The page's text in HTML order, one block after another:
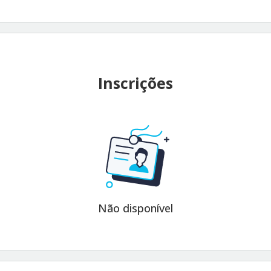
Inscrições
Não disponível